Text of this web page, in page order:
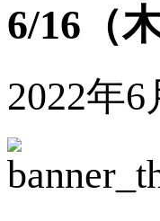
6/16（
2022年6